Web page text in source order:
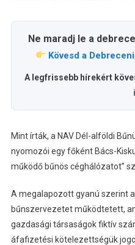
Ne maradj le a
Kövesd a
A legfrissebb hírekért
Mint írták, a NAV Dél-alföldi
nyomozói egy főként Bács-
működő bűnös céghálózatot”
A megalapozott gyanú szerint
bűnszervezetet működtetett,
gazdasági társaságok fiktív
áfafizetési kötelezettségük